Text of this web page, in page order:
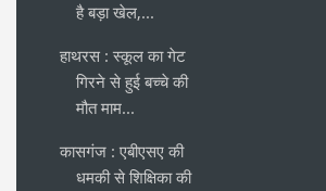
है बड़ा खेल,...
हाथरस : स्कूल का गेट
गिरने से हुई बच्चे की
मौत माम...
कासगंज : एबीएसए की
धमकी से शिक्षिका की